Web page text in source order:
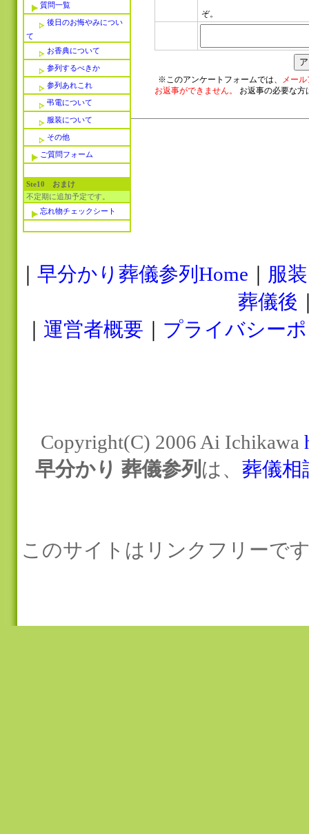
質問一覧
後日のお悔やみについ
て
お香典について
参列するべきか
参列あれこれ
弔電について
服装について
その他
ご質問フォーム
Ste10 おまけ
不定期に追加予定です。
忘れ物チェックシート
ぞ。
※このアンケートフォームでは、
メー
お返事ができません。
お返事の必要な方
｜ 早分かり葬儀参列Home ｜ 服装
葬儀後
｜ 運営者概要 ｜ プライバシー
Copyright(C) 2006 Ai Ichikawa
早分かり 葬儀参列 は、 葬儀相
このサイトはリンクフリーで